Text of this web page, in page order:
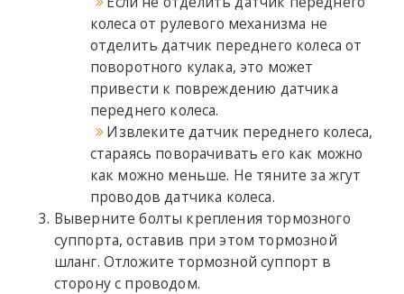
колеса от рулевого механизма не
отделить датчик переднего колеса от
поворотного кулака, это может
привести к повреждению датчика
переднего колеса.
Извлеките датчик переднего колеса,
стараясь поворачивать его как можно
как можно меньше. Не тяните за жгут
проводов датчика колеса.
Выверните болты крепления тормозного
суппорта, оставив при этом тормозной
шланг. Отложите тормозной суппорт в
сторону с проводом.